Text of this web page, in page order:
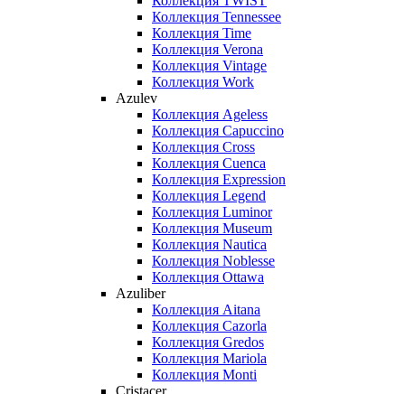
Коллекция Tennessee
Коллекция Time
Коллекция Verona
Коллекция Vintage
Коллекция Work
Azulev
Коллекция Ageless
Коллекция Capuccino
Коллекция Cross
Коллекция Cuenca
Коллекция Expression
Коллекция Legend
Коллекция Luminor
Коллекция Museum
Коллекция Nautica
Коллекция Noblesse
Коллекция Ottawa
Azuliber
Коллекция Aitana
Коллекция Cazorla
Коллекция Gredos
Коллекция Mariola
Коллекция Monti
Cristacer